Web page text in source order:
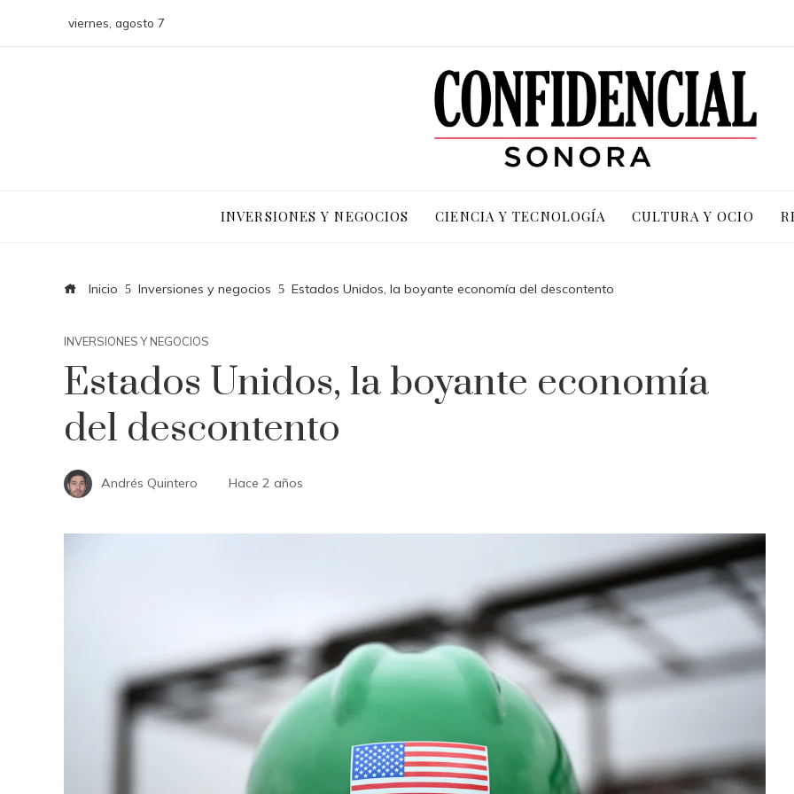
viernes, agosto 7
INVERSIONES Y NEGOCIOS CIENCIA Y TECNOLOGÍA CULTURA Y OCIO
Inicio Inversiones y negocios Estados Unidos, la boyante economía del descontento
INVERSIONES Y NEGOCIOS
Estados Unidos, la boyante economía
del descontento
Andrés Quintero Hace 2 años